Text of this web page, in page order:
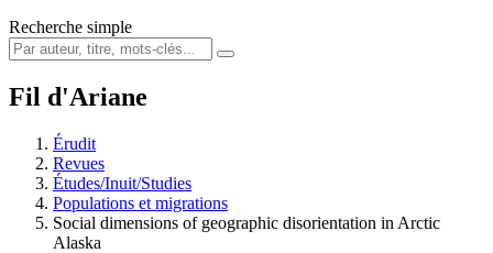
Recherche simple
Fil d'Ariane
Érudit
Revues
Études/Inuit/Studies
Populations et migrations
Social dimensions of geographic disorientation in Arctic
Alaska